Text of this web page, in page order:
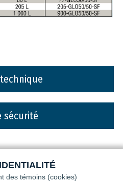
sécurité
des témoins (cookies)